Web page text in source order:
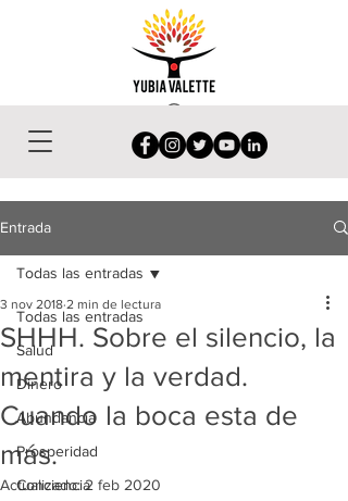
Entrada
Todas las entradas
Salud
Dinero
Abundancia
Prosperidad
Conciencia
Todas las entradas
SHHH. Sobre el silencio, la
mentira y la verdad.
Cuando la boca esta de
más.
3 nov 2018 2 min de lectura
Actualizado:2 feb 2020